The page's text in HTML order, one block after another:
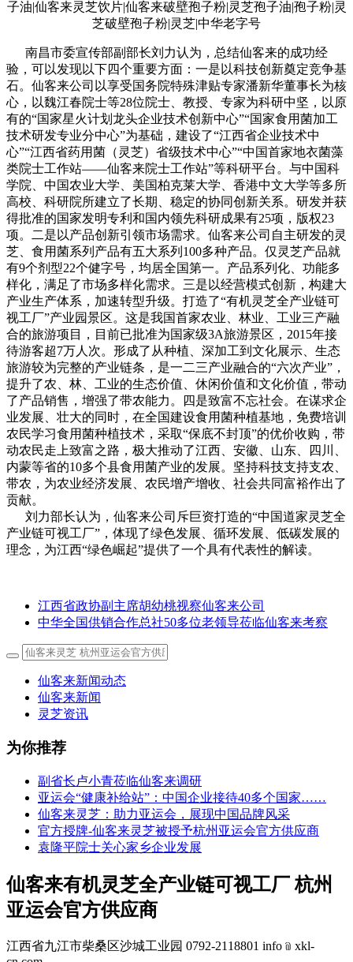
南昌市委宣传部副部长刘力认为，总结仙客来的成功经
验，可以发现以下四个重要方面：一是以科技创新奠定竞争基
石。仙客来公司以享受国务院特殊津贴专家潘新华董事长为核
心，以魏江春院士等28位院士、教授、专家为科研中坚，以原
有的“国家星火计划龙头企业技术创新中心”“国家食用菌加工
技术研发专业分中心”为基础，建设了“江西省企业技术中
心”“江西省药用菌（灵芝）省级技术中心”“中国首家地衣菌藻
类院士工作站——仙客来院士工作站”等科研平台。与中国科
学院、中国农业大学、美国柏克莱大学、香港中文大学等多所
高校、科研院所建立了长期、稳定的协同创新关系。研发并获
得批准的国家发明专利和国内领先科研成果有25项，版权23
项。二是以产品创新引领市场需求。仙客来公司自主研发的灵
芝、食用菌系列产品有五大系列100多种产品。仅灵芝产品就
有9个剂型22个健字号，均居全国第一。产品系列化、功能多
样化，满足了市场多样化需求。三是以经营模式创新，构建大
产业生产体系，加速转型升级。打造了“有机灵芝全产业链可
视工厂”产业园景区。这是我国首家农业、林业、工业三产融
合的旅游项目，目前已批准为国家级3A旅游景区，2015年接
待游客超7万人次。形成了从种植、深加工到文化展示、生态
旅游较为完整的产业链条，是一二三产业融合的“六次产业”，
提升了农、林、工业的生态价值、休闲价值和文化价值，带动
了产品销售，增强了带农能力。四是致富不忘社会。在谋求企
业发展、壮大的同时，在全国建设食用菌种植基地，免费培训
农民学习食用菌种植技术，采取“保底不封顶”的优价收购，带
动农民走上致富之路，极大推动了江西、安徽、山东、四川、
内蒙等省的10多个县食用菌产业的发展。坚持科技支持支农、
带农，为农业经济发展、农民增产增收、社会共同富裕作出了
贡献。
刘力部长认为，仙客来公司斥巨资打造的“中国道家灵芝全
产业链可视工厂”，体现了绿色发展、循环发展、低碳发展的
理念，为江西“绿色崛起”提供了一个具有代表性的解读。
江西省政协副主席胡幼桃视察仙客来公司
中华全国供销合作总社50多位老领导莅临仙客来考察
仙客来新闻动态
仙客来新闻
灵芝资讯
为你推荐
副省长卢小青莅临仙客来调研
亚运会“健康补给站”：中国企业接待40多个国家……
仙客来灵芝：助力亚运会，展现中国品牌风采
官方授牌-仙客来灵芝被授予杭州亚运会官方供应商
袁隆平院士关心家乡企业发展
仙客来有机灵芝全产业链可视工厂 杭州
亚运会官方供应商
江西省九江市柴桑区沙城工业园 0792-2118801 info﹫xkl-